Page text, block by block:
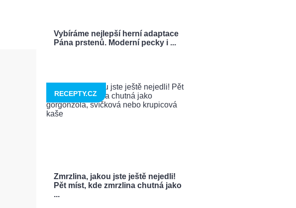
Vybíráme nejlepší herní adaptace
Pána prstenů. Moderní pecky i ...
Zmrzlina, jakou jste ještě nejedli!
Pět míst, kde zmrzlina chutná jako
...
RECEPTY.CZ